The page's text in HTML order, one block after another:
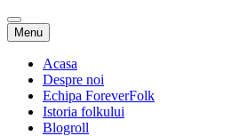
Menu Skip
to
content
Acasa
Despre noi
Echipa ForeverFolk
Istoria folkului
Blogroll